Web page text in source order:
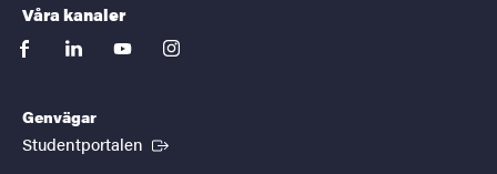
Våra kanaler
facebooklinkedinyoutubeinstagram
Genvägar
Studentportalen (Extern länk)